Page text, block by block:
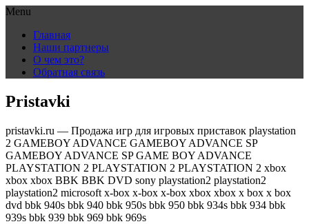
Menu
content
Главная
Наши партнеры
О чем это?
Обратная связь
Pristavki
pristavki.ru — Продажа игр для игровых приставок playstation
2 GAMEBOY ADVANCE GAMEBOY ADVANCE SP
GAMEBOY ADVANCE SP GAME BOY ADVANCE
PLAYSTATION 2 PLAYSTATION 2 PLAYSTATION 2 xbox
xbox xbox BBK BBK DVD sony playstation2 playstation2
playstation2 microsoft x-box x-box x-box xbox xbox x box x box
dvd bbk 940s bbk 940 bbk 950s bbk 950 bbk 934s bbk 934 bbk
939s bbk 939 bbk 969 bbk 969s